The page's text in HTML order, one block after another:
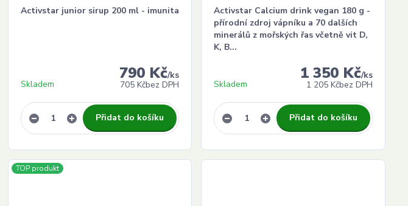
Activstar junior sirup 200 ml - imunita
790 Kč/ks
705 Kčbez DPH
Skladem
Přidat do košíku
Activstar Calcium drink vegan 180 g -
přírodní zdroj vápníku a 70 dalších
minerálů z mořských řas včetně vit D,
K, B...
1 350 Kč/ks
1 205 Kčbez DPH
Skladem
Přidat do košíku
TOP produkt